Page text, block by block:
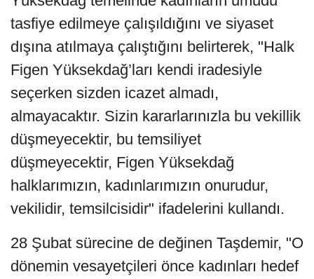
tasfiye edilmeye çalışıldığını ve siyaset
dışına atılmaya çalıştığını belirterek, "Halk
Figen Yüksekdağ’ları kendi iradesiyle
seçerken sizden icazet almadı,
almayacaktır. Sizin kararlarınızla bu vekillik
düşmeyecektir, bu temsiliyet
düşmeyecektir, Figen Yüksekdağ
halklarımızın, kadınlarımızın onurudur,
vekilidir, temsilcisidir" ifadelerini kullandı.
28 Şubat sürecine de değinen Taşdemir, "O
dönemin vesayetçileri önce kadınları hedef